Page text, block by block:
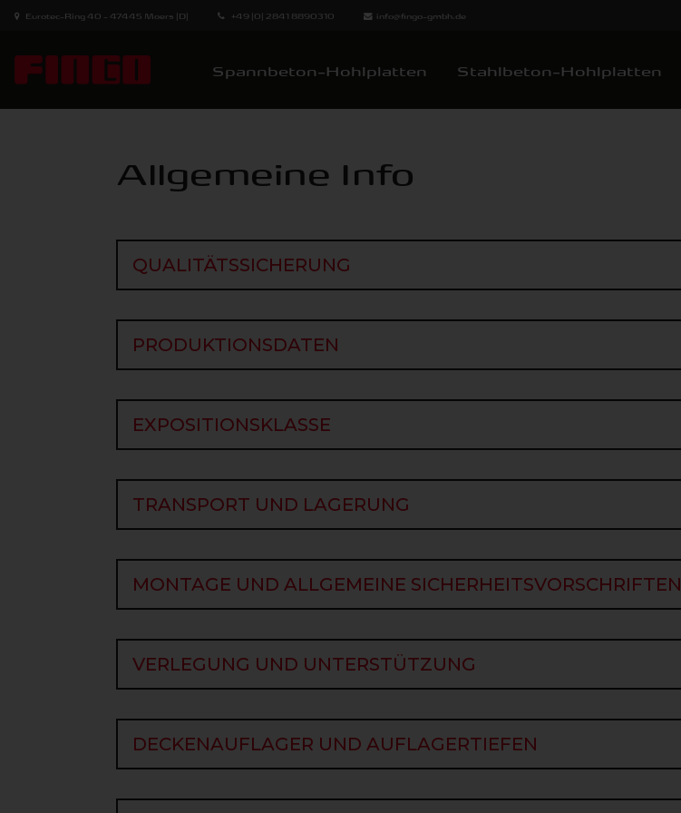
Eurotec-Ring 40 - 47445 Moers (D) +49 (0) 2841 8890310 info@fingo-gmbh.de
Spannbeton-Hohlplatten Stahlbeton-Hohlplatten
Allgemeine Info
QUALITÄTSSICHERUNG
QUALITÄTSSICHERUNG
PRODUKTIONSDATEN
EXPOSITIONSKLASSE
TRANSPORT UND LAGERUNG
MONTAGE UND ALLGEMEINE SICHERHEITSVORSCHRIFTEN
VERLEGUNG UND UNTERSTÜTZUNG
VERLEGUNG UND UNTERSTÜTZUNG
DECKENAUFLAGER UND AUFLAGERTIEFEN